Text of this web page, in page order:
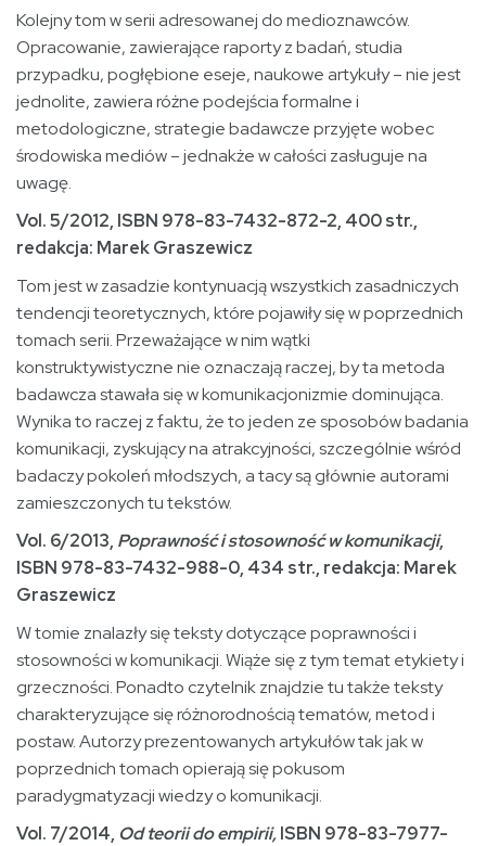
Kolejny tom w serii adresowanej do medioznawców.
Opracowanie, zawierające raporty z badań, studia
przypadku, pogłębione eseje, naukowe artykuły – nie jest
jednolite, zawiera różne podejścia formalne i
metodologiczne, strategie badawcze przyjęte wobec
środowiska mediów – jednakże w całości zasługuje na
uwagę.
Vol. 5/2012, ISBN 978-83-7432-872-2, 400 str.,
redakcja: Marek Graszewicz
Tom jest w zasadzie kontynuacją wszystkich zasadniczych
tendencji teoretycznych, które pojawiły się w poprzednich
tomach serii. Przeważające w nim wątki
konstruktywistyczne nie oznaczają raczej, by ta metoda
badawcza stawała się w komunikacjonizmie dominująca.
Wynika to raczej z faktu, że to jeden ze sposobów badania
komunikacji, zyskujący na atrakcyjności, szczególnie wśród
badaczy pokoleń młodszych, a tacy są głównie autorami
zamieszczonych tu tekstów.
Vol. 6/2013, Poprawność i stosowność w komunikacji,
ISBN 978-83-7432-988-0, 434 str., redakcja: Marek
Graszewicz
W tomie znalazły się teksty dotyczące poprawności i
stosowności w komunikacji. Wiąże się z tym temat etykiety i
grzeczności. Ponadto czytelnik znajdzie tu także teksty
charakteryzujące się różnorodnością tematów, metod i
postaw. Autorzy prezentowanych artykułów tak jak w
poprzednich tomach opierają się pokusom
paradygmatyzacji wiedzy o komunikacji.
Vol. 7/2014, Od teorii do empirii,ISBN 978-83-7977-